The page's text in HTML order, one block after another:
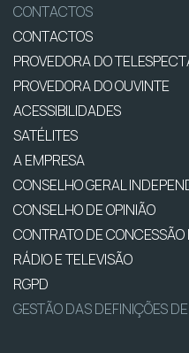
CONTACTOS
CONTACTOS
PROVEDORA DO
PROVEDORA DO OUVINTE
ACESSIBILIDADES
SATÉLITES
A EMPRESA
CONSELHO GERAL
CONSELHO DE OPINIÃO
CONTRATO DE
RÁDIO E TELEVISÃO
RGPD
GESTÃO DAS DEFINIÇÕES